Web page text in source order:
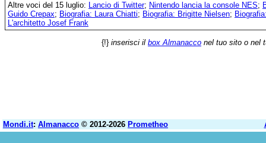
Altre voci del 15 luglio: Lancio di Twitter; Nintendo lancia la console NES;
Guido Crepax; Biografia: Laura Chiatti; Biografia: Brigitte Nielsen;
L'architetto Josef Frank
{!} inserisci il box Almanacco nel tuo sito o nel
Mondi.it: Almanacco © 2012-2026 Prometheo